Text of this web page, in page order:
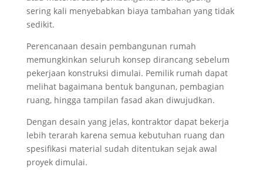
sering kali menyebabkan biaya tambahan yang tidak
sedikit.
Perencanaan desain pembangunan rumah
memungkinkan seluruh konsep dirancang sebelum
pekerjaan konstruksi dimulai. Pemilik rumah dapat
melihat bagaimana bentuk bangunan, pembagian
ruang, hingga tampilan fasad akan diwujudkan.
Dengan desain yang jelas, kontraktor dapat bekerja
lebih terarah karena semua kebutuhan ruang dan
spesifikasi material sudah ditentukan sejak awal
proyek dimulai.